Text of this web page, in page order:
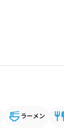
ラーメン